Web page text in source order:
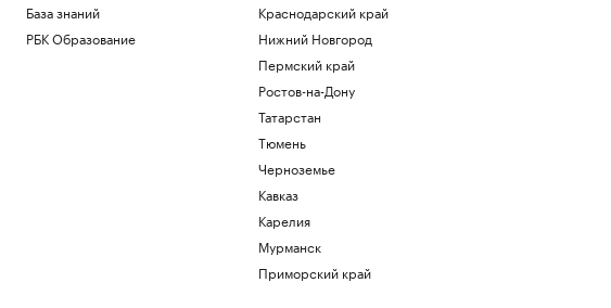
База знаний
РБК Образование
Краснодарский край
Нижний Новгород
Пермский край
Ростов-на-Дону
Татарстан
Тюмень
Черноземье
Кавказ
Карелия
Мурманск
Приморский край